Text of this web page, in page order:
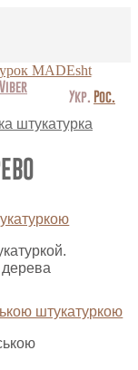
Viber
штукатурка
дерева
Укр. Рос.